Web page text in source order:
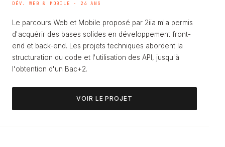
DÉV. WEB & MOBILE · 24 ANS
Le parcours Web et Mobile proposé par 2iia m'a permis
d'acquérir des bases solides en développement front-
end et back-end. Les projets techniques abordent la
structuration du code et l'utilisation des API, jusqu'à
l'obtention d'un Bac+2.
VOIR LE PROJET